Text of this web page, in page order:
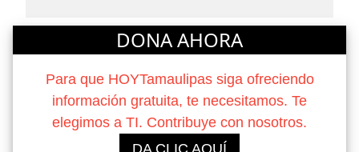
DONA AHORA
Para que HOYTamaulipas siga ofreciendo
información gratuita, te necesitamos. Te
elegimos a TI. Contribuye con nosotros.
DA CLIC AQUÍ